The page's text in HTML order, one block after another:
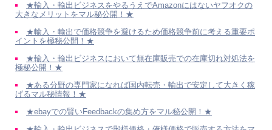
★輸入・輸出ビジネスをやるうえでAmazonにはないヤフオクの
大きなメリットをマル秘公開！★
★輸入・輸出で価格競争を避けるため価格競争前に考える重要ポ
イントを極秘公開！★
★輸入・輸出ビジネスにおいて無在庫販売での在庫切れ対処法を
極秘公開！★
★ある分野の専門家になれば国内転売・輸出で安定して大きく稼
げるマル秘情報！★
★ebayでの賢いFeedbackの集め方をマル秘公開！★